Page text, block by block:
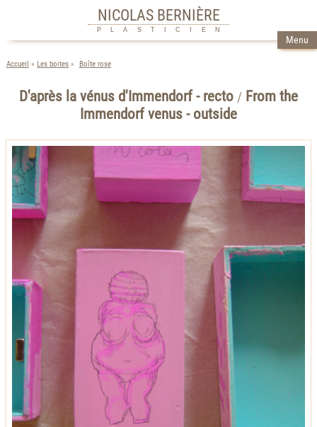
NICOLAS BERNIÈRE
PLASTICIEN
Menu
Accueil Les boites Boîte rose
D'après la vénus d'Immendorf - recto / From the
Immendorf venus - outside